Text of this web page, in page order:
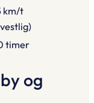
km/t
timer
og